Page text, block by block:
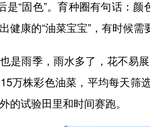
“固色”。育种圈有句话：颜
健康的“油菜宝宝”，有时候需
雨季，雨水多了，花不易展
万株彩色油菜，平均每天筛
的试验田里和时间赛跑。